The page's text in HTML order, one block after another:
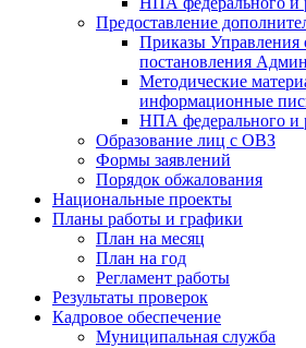
Предоставление
Приказы Управления
постановления
Методические
информационные
НПА федерального и
Образование лиц с ОВЗ
Формы заявлений
Порядок обжалования
Национальные проекты
Планы работы и графики
План на месяц
План на год
Регламент работы
Результаты проверок
Кадровое обеспечение
Муниципальная служба